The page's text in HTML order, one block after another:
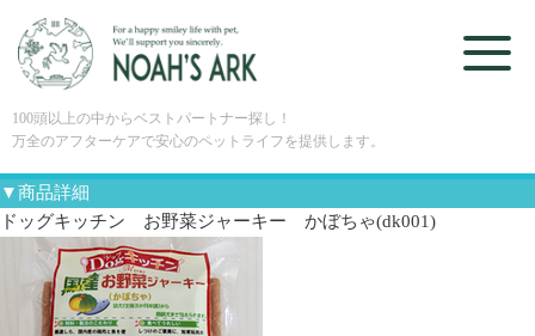
100頭以上の中からベストパートナー探し！
万全のアフターケアで安心のペットライフを提供します。
▼商品詳細
ドッグキッチン お野菜ジャーキー かぼちゃ(dk001)